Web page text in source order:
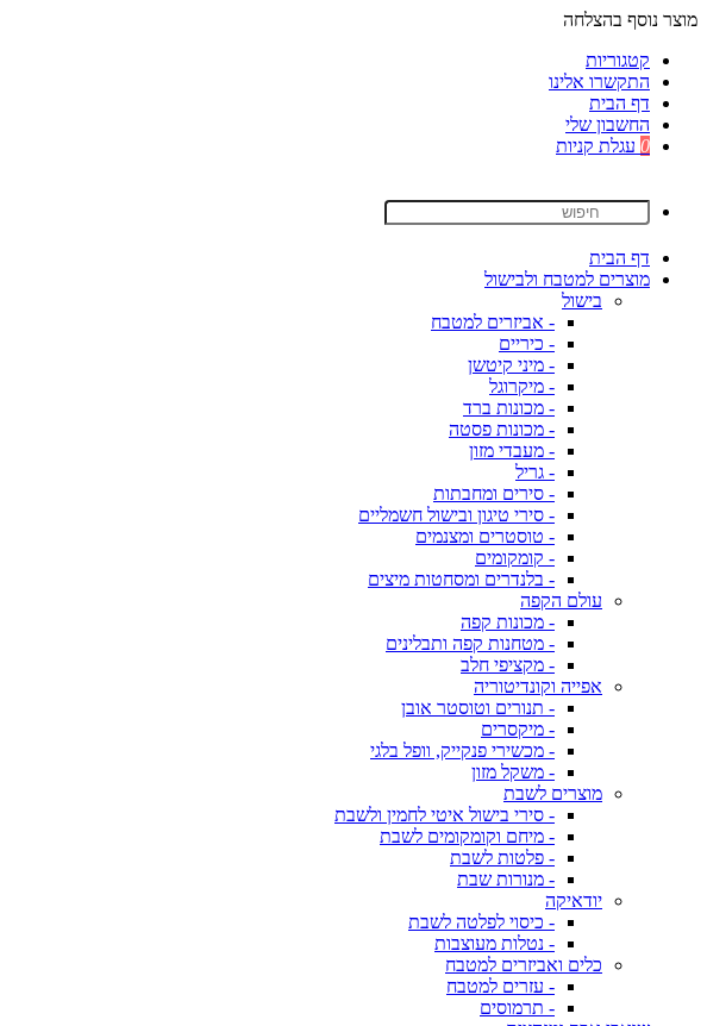
מוצר נוסף בהצלחה
קטגוריות
התקשרו אלינו
דף הבית
החשבון שלי
0 עגלת קניות
דף הבית
מוצרים למטבח ולבישול
בישול
- אביזרים למטבח
- כיריים
- מיני קיטשן
- מיקרוגל
- מכונות ברד
- מכונות פסטה
- מעבדי מזון
- גריל
- סירים ומחבתות
- סירי טיגון ובישול חשמליים
- טוסטרים ומצנמים
- קומקומים
- בלנדרים ומסחטות מיצים
עולם הקפה
- מכונות קפה
- מטחנות קפה ותבלינים
- מקציפי חלב
אפייה וקונדיטוריה
- תנורים וטוסטר אובן
- מיקסרים
- מכשירי פנקייק, וופל בלגי
- משקל מזון
מוצרים לשבת
- סירי בישול איטי לחמין ולשבת
- מיחם וקומקומים לשבת
- פלטות לשבת
- מנורות שבת
יודאיקה
- כיסוי לפלטה לשבת
- נטלות מעוצבות
כלים ואביזרים למטבח
- עזרים למטבח
- תרמוסים